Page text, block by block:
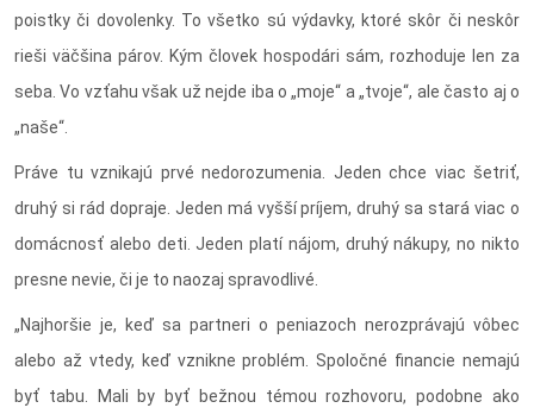
poistky či dovolenky. To všetko sú výdavky, ktoré skôr či neskôr
rieši väčšina párov. Kým človek hospodári sám, rozhoduje len za
seba. Vo vzťahu však už nejde iba o „moje“ a „tvoje“, ale často aj o
„naše“.
Práve tu vznikajú prvé nedorozumenia. Jeden chce viac šetriť,
druhý si rád dopraje. Jeden má vyšší príjem, druhý sa stará viac o
domácnosť alebo deti. Jeden platí nájom, druhý nákupy, no nikto
presne nevie, či je to naozaj spravodlivé.
„Najhoršie je, keď sa partneri o peniazoch nerozprávajú vôbec
alebo až vtedy, keď vznikne problém. Spoločné financie nemajú
byť tabu. Mali by byť bežnou témou rozhovoru, podobne ako